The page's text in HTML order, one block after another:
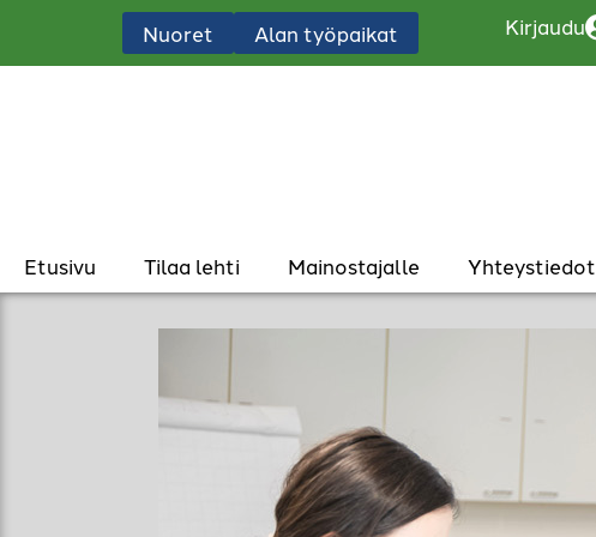
Nuoret Alan työpaikat Kirjaudu
Etusivu Tilaa lehti Mainostajalle Yhteystiedot